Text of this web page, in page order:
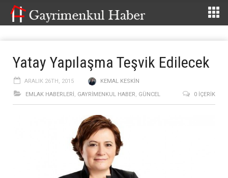
Yatay Yapılaşma Teşvik Edilecek
ARALIK 26TH, 2015
KEMAL KESKIN
EMLAK HABERLERI, GAYRIMENKUL HABER, GÜNCEL 0 İÇERIK